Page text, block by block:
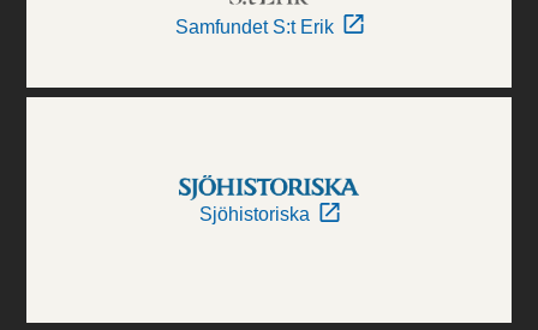
Samfundet S:t Erik
Sjöhistoriska